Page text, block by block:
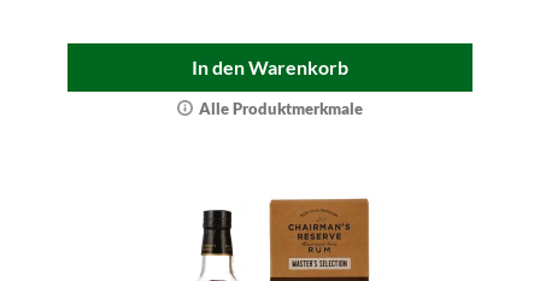
In den Warenkorb
Alle Produktmerkmale